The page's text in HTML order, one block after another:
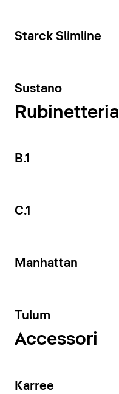
Starck Slimline
Sustano
Rubinetteria
B.1
C.1
Manhattan
Tulum
Accessori
Karree